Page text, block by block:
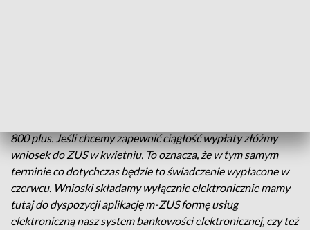
800 plus. Jeśli chcemy zapewnić ciągłość wypłaty złóżmy
wniosek do ZUS w kwietniu. To oznacza, że w tym samym
terminie co dotychczas będzie to świadczenie wypłacone w
czerwcu. Wnioski składamy wyłącznie elektronicznie mamy
tutaj do dyspozycji aplikację m-ZUS formę usług
elektroniczną nasz system bankowości elektronicznej, czy też